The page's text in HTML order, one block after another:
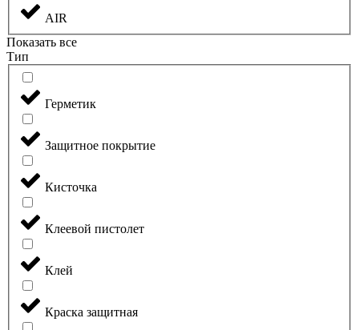
AIR
Показать все
Тип
Герметик
Защитное покрытие
Кисточка
Клеевой пистолет
Клей
Краска защитная